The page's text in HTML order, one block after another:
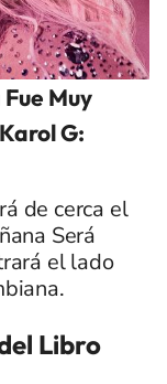
Muy
G:
de cerca el
Será
el lado
Libro